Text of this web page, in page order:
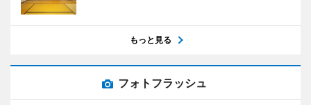
もっと見る
フォトフラッシュ